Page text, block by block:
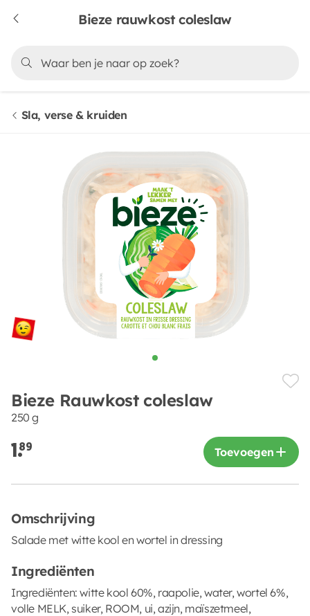
Bieze rauwkost coleslaw
Sla, verse & kruiden
Bieze Rauwkost coleslaw
250 g
1.89 Toevoegen
Omschrijving
Salade met witte kool en wortel in dressing
Ingrediënten
Ingrediënten: witte kool 60%, raapolie, water, wortel 6%,
volle MELK, suiker, ROOM, ui, azijn, maïszetmeel,